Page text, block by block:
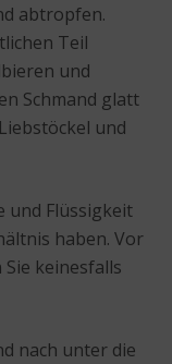
abtropfen.
Teil
und
Schmand glatt
und
und Flüssigkeit
haben. Vor
keinesfalls
nach unter die